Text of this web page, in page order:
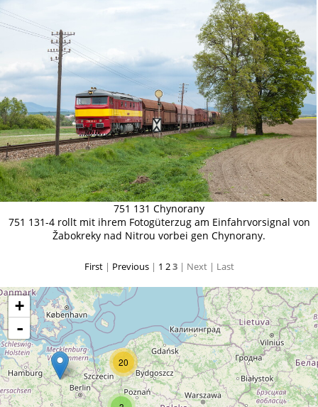
751 131 Chynorany
751 131-4 rollt mit ihrem Fotogüterzug am Einfahrvorsignal von
Žabokreky nad Nitrou vorbei gen Chynorany.
First| Previous| 1 23 | Next | Last
20
+
-